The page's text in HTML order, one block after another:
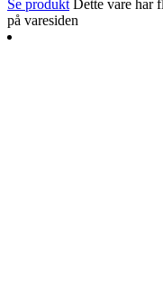
Se produkt Dette vare har
på varesiden